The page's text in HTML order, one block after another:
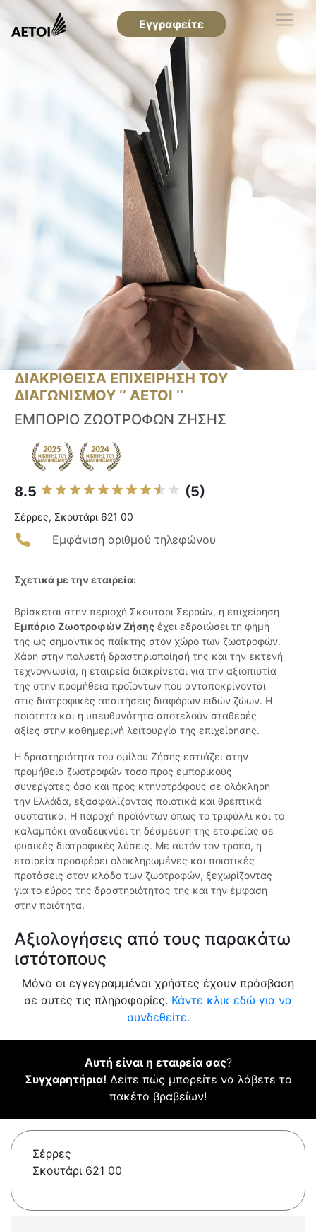
Εγγραφείτε
ΔΙΑΚΡΙΘΕΙΣΑ ΕΠΙΧΕΙΡΗΣΗ ΤΟΥ
ΔΙΑΓΩΝΙΣΜΟΥ ‘’ ΑΕΤΟΙ ‘’
ΕΜΠΟΡΙΟ ΖΩΟΤΡΟΦΩΝ ΖΗΣΗΣ
8.5 (5)
Σέρρες, Σκουτάρι 621 00
Εμφάνιση αριθμού τηλεφώνου
Σχετικά με την εταιρεία:
Βρίσκεται στην περιοχή Σκουτάρι Σερρών, η επιχείρηση
Εμπόριο Ζωοτροφών Ζήσης έχει εδραιώσει τη φήμη
της ως σημαντικός παίκτης στον χώρο των ζωοτροφών.
Χάρη στην πολυετή δραστηριοποίησή της και την εκτενή
τεχνογνωσία, η εταιρεία διακρίνεται για την αξιοπιστία
της στην προμήθεια προϊόντων που ανταποκρίνονται
στις διατροφικές απαιτήσεις διαφόρων ειδών ζώων. Η
ποιότητα και η υπευθυνότητα αποτελούν σταθερές
αξίες στην καθημερινή λειτουργία της επιχείρησης.
Η δραστηριότητα του ομίλου Ζήσης εστιάζει στην
προμήθεια ζωοτροφών τόσο προς εμπορικούς
συνεργάτες όσο και προς κτηνοτρόφους σε ολόκληρη
την Ελλάδα, εξασφαλίζοντας ποιοτικά και θρεπτικά
συστατικά. Η παροχή προϊόντων όπως το τριφύλλι και το
καλαμπόκι αναδεικνύει τη δέσμευση της εταιρείας σε
φυσικές διατροφικές λύσεις. Με αυτόν τον τρόπο, η
εταιρεία προσφέρει ολοκληρωμένες και ποιοτικές
προτάσεις στον κλάδο των ζωοτροφών, ξεχωρίζοντας
για το εύρος της δραστηριότητάς της και την έμφαση
στην ποιότητα.
Αξιολογήσεις από τους παρακάτω
ιστότοπους
Μόνο οι εγγεγραμμένοι χρήστες έχουν πρόσβαση
σε αυτές τις πληροφορίες. Κάντε κλικ εδώ για να
συνδεθείτε.
Αυτή είναι η εταιρεία σας?
Συγχαρητήρια! Δείτε πώς μπορείτε να λάβετε το
πακέτο βραβείων!
Σέρρες
Σκουτάρι 621 00